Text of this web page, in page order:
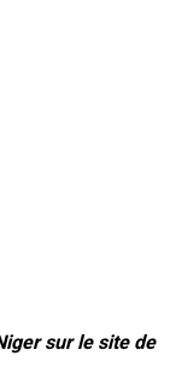
pour la
avons eu